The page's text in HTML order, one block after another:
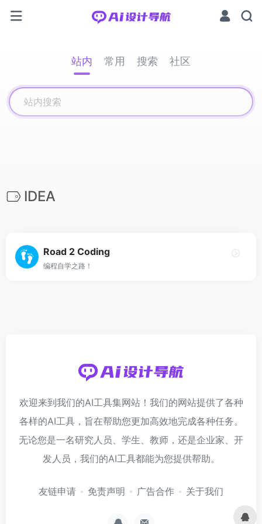
站内 常用 搜索 社区
IDEA
Road 2 Coding
编程自学之路！
欢迎来到我们的AI工具集网站！我们的网站提供了各种
各样的AI工具，旨在帮助您更加高效地完成各种任务。
无论您是一名研究人员、学生、教师，还是企业家、开
发人员，我们的AI工具都能为您提供帮助。
友链申请 免责声明 广告合作 关于我们